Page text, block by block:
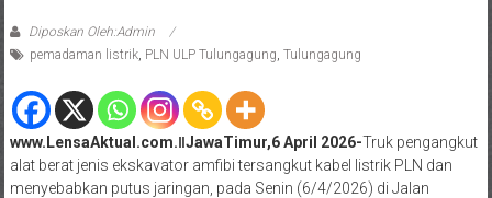
Diposkan Oleh:Admin
pemadaman listrik, PLN ULP Tulungagung Tulungagung
www.LensaAktual.com.ǁJawaTimur,6 April 2026-Truk pengangkut
alat berat jenis ekskavator amfibi tersangkut kabel listrik PLN dan
menyebabkan putus jaringan, pada Senin (6/4/2026) di Jalan